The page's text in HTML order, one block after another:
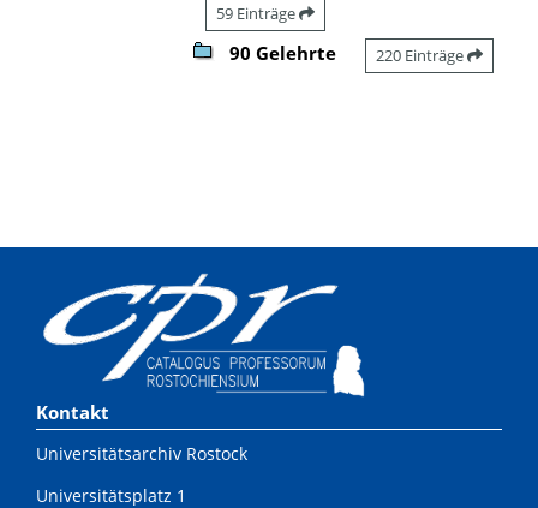
59 Einträge
90 Gelehrte 220 Einträge
Kontakt
Universitätsarchiv Rostock
Universitätsplatz 1